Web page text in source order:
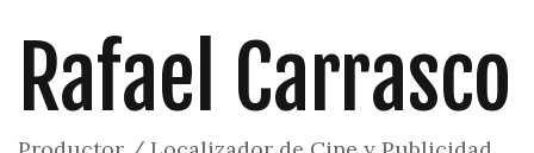
Rafael Carrasco